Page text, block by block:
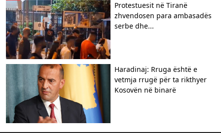
Protestuesit në Tiranë
zhvendosen para ambasadës
serbe dhe...
Haradinaj: Rruga është e
vetmja rrugë për ta rikthyer
Kosovën në binarë